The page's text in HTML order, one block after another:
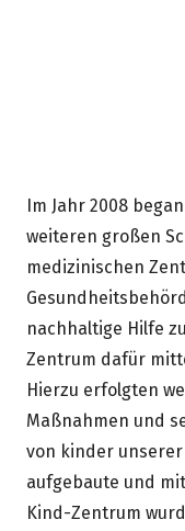
Im Jahr 2008
weiteren großen
medizinischen
nachhaltige Hilfe
Zentrum dafür
Hierzu erfolgten
Maßnahmen und
von kinder unserer
aufgebaute und
Kind-Zentrum